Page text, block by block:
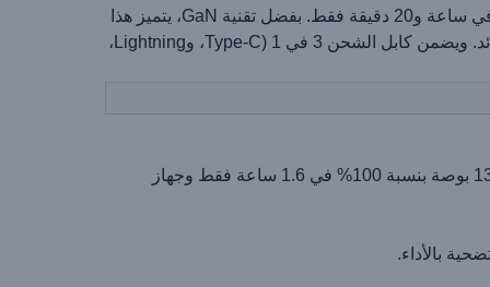
سريعة بقدرة 65 واط، وقادرة على شحن جهاز MacBook Air مقاس 13 بوصة بنسبة 100% في 1.6 ساعة وجهاز iPhone 15 في ساعة و20 دقيقة فقط. بفضل تقنية GaN، يتميز هذا
الشاحن بأنه صغير الحجم وفعال ويولد حرارة أقل مع توفير حماية قوية ضد الدوائر القصيرة وارتفاع درجة الحرارة والشحن الزائد. ويضمن كابل الشحن 3 في 1 (Type-C، وLightning،
: يمكنك تحقيق توصيل سريع للطاقة بقدرة تصل إلى 65 واط، وشحن جهاز MacBook Air مقاس 13 بوصة بنسبة 100% في 1.6 ساعة فقط وجهاز